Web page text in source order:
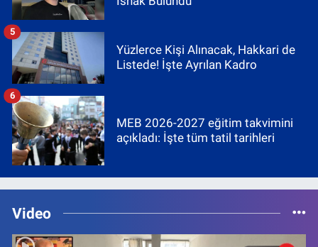
Yüzlerce Kişi Alınacak, Hakkari de
Listede! İşte Ayrılan Kadro
5
MEB 2026-2027 eğitim takvimini
açıkladı: İşte tüm tatil tarihleri
6
Video